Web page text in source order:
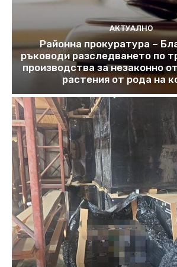
АКТУАЛНО
Районна прокуратура –
ръководи разследването по
производства за незаконно
растения от рода на